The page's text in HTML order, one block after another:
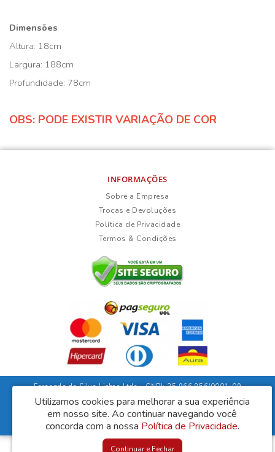
Dimensões
Altura: 18cm
Largura: 188cm
Profundidade: 78cm
OBS: PODE EXISTIR VARIAÇÃO DE COR
INFORMAÇÕES
Sobre a Empresa
Trocas e Devoluções
Política de Privacidade
Termos & Condições
Fernanda da Silva Lisboa Ltda - CNPJ: 35.966.856/0001-09
Rua Duarte Guimarães, 135 - Ubaíra/Bahia - CEP: 45310-000
Lisboa Móveis © 2026
Desenvolvido por88digital
Utilizamos cookies para melhorar a sua experiência
em nosso site. Ao continuar navegando você
concorda com a nossa Política de Privacidade.
Continuar e Fechar